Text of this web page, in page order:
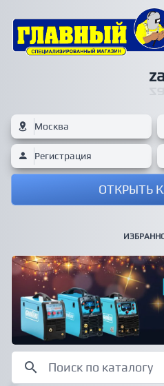
Москва
Регистрация
ОТКРЫТЬ